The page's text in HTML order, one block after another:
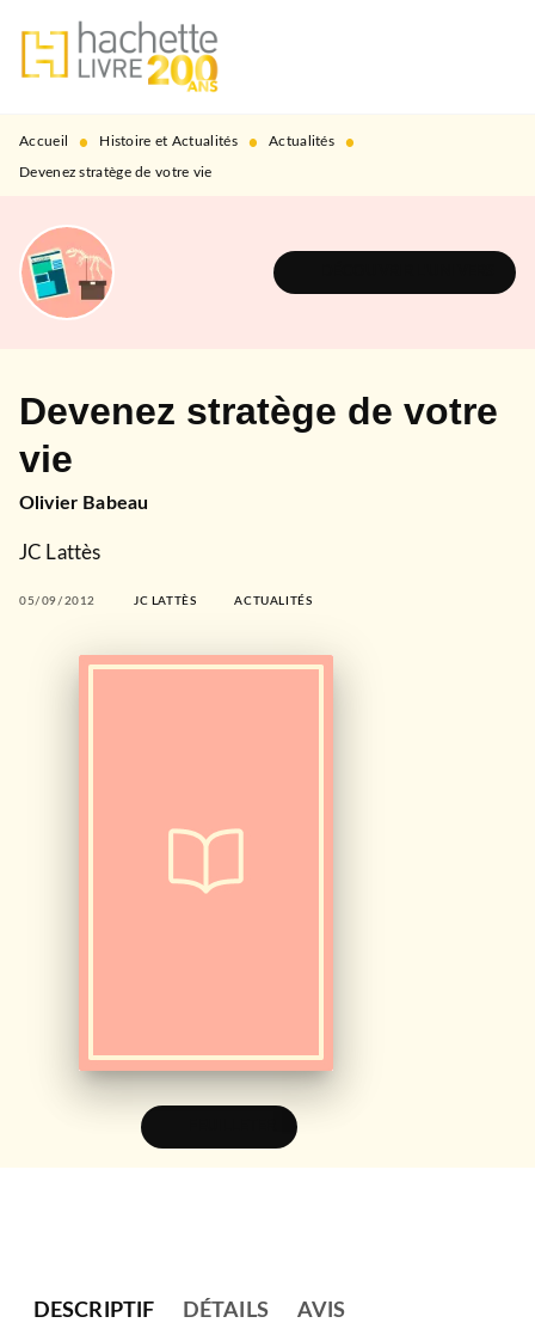
MENU RECHERCHE
PIED DE PAGE
Accueil • Histoire et Actualités • Actualités •
Devenez stratège de votre vie
Devenez stratège de votre
vie
Olivier Babeau
JC Lattès
05/09/2012 JC LATTÈS ACTUALITÉS
DESCRIPTIF DÉTAILS AVIS